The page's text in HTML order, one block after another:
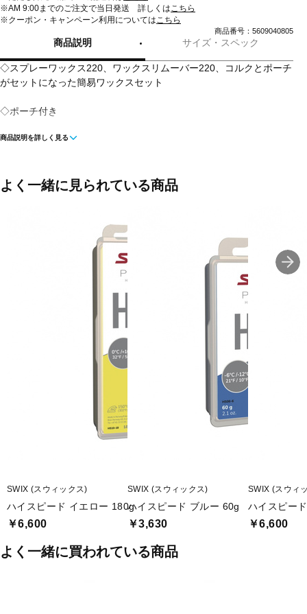
※AM 9:00までのご注文で当日発送 詳しくはこちら
※クーポン・キャンペーン利用についてはこちら
商品番号：5609040805
商品説明 サイズ・スペック
◇スプレーワックス220、ワックスリムーバー220、コルクとポーチ
がセットになった簡易ワックスセット
◇ポーチ付き
■内容量：220ml
商品説明を詳しく見る
よく一緒に見られている商品
SWIX (スウィックス)
ハイスピード イエロー 180g
￥6,600
SWIX (スウィックス)
ハイスピード ブルー 60g
￥3,630
SWIX (スウィ
ハイスピー
￥6,600
よく一緒に買われている商品